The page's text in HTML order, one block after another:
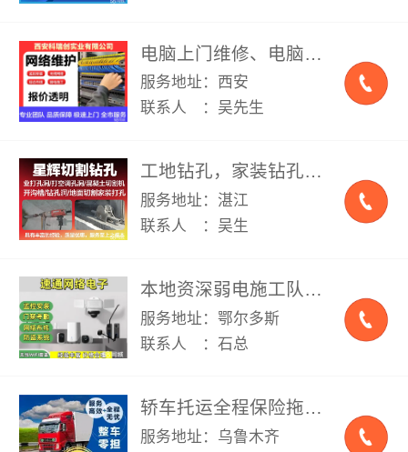
电脑上门维修、电脑组装、电脑清灰、电脑蓝屏监控安装维修、专业综合网线布线、道闸门禁系统、IT外包、服务器安装，交换机安装调试、弱电工程、机房建设、会议室音频系统
服务地址：西安
联系人 ：吴先生
工地钻孔，家装钻孔，空调孔，煤气管孔，大型门洞，窗洞，消防洞，上下水洞，，墙面切割，地面切割，大梁拆除，风镐破碎，消防
服务地址：湛江
联系人 ：吴生
本地资深弱电施工队、弱电布线、监控网络安装、维修监控、无线覆盖网络、综合网络布线、监控防盗、综合网络布线、可做门禁考勤、网线检修、监控调试、网络抢修，上门勘测
服务地址：鄂尔多斯
联系人 ：石总
轿车托运全程保险拖车、家具家电行李托运、物流专线全国整车零担专业打木架
服务地址：乌鲁木齐